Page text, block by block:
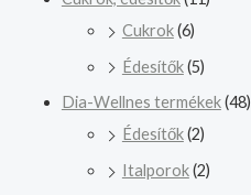
Cukrok(6)
Édesítők(5)
Dia-Wellnes termékek(48)
Édesítők(2)
Italporok(2)